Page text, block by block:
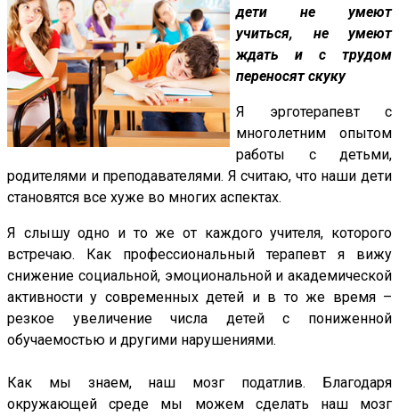
дети не умеют
учиться, не умеют
ждать и с трудом
переносят скуку
Я эрготерапевт с
многолетним опытом
работы с детьми,
родителями и преподавателями. Я считаю, что наши дети
становятся все хуже во многих аспектах.
Я слышу одно и то же от каждого учителя, которого
встречаю. Как профессиональный терапевт я вижу
снижение социальной, эмоциональной и академической
активности у современных детей и в то же время –
резкое увеличение числа детей с пониженной
обучаемостью и другими нарушениями.
Как мы знаем, наш мозг податлив. Благодаря
окружающей среде мы можем сделать наш мозг